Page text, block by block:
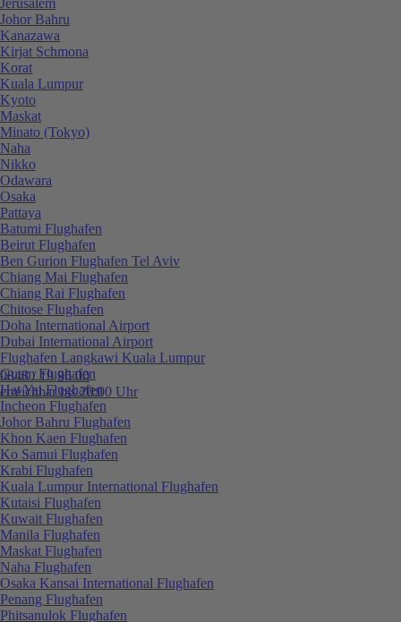
0848 / 19 96 00
erreichbar bis 20:00 Uhr
Johor Bahru
Kanazawa
Kirjat Schmona
Korat
Kuala Lumpur
Kyoto
Maskat
Minato (Tokyo)
Naha
Nikko
Odawara
Osaka
Pattaya
Batumi Flughafen
Beirut Flughafen
Ben Gurion Flughafen Tel Aviv
Chiang Mai Flughafen
Chiang Rai Flughafen
Chitose Flughafen
Doha International Airport
Dubai International Airport
Flughafen Langkawi Kuala Lumpur
Guam Flughafen
Hat Yai Flughafen
Incheon Flughafen
Johor Bahru Flughafen
Khon Kaen Flughafen
Ko Samui Flughafen
Krabi Flughafen
Kuala Lumpur International Flughafen
Kutaisi Flughafen
Kuwait Flughafen
Manila Flughafen
Maskat Flughafen
Naha Flughafen
Osaka Kansai International Flughafen
Penang Flughafen
Phitsanulok Flughafen